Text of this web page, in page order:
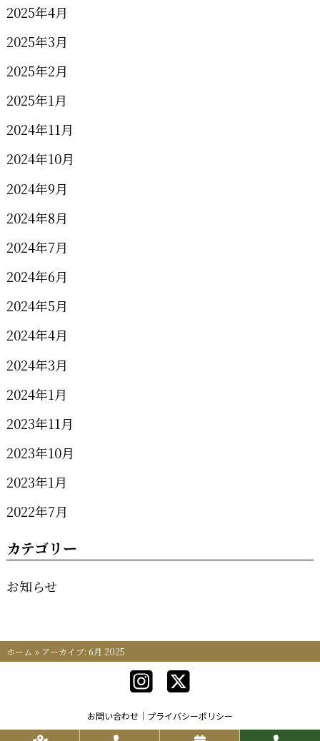
2025年4月
2025年3月
2025年2月
2025年1月
2024年11月
2024年10月
2024年9月
2024年8月
2024年7月
2024年6月
2024年5月
2024年4月
2024年3月
2024年1月
2023年11月
2023年10月
2023年1月
2022年7月
カテゴリー
お知らせ
ホーム » アーカイブ: 6月 2025
お問い合わせ プライバシーポリシー